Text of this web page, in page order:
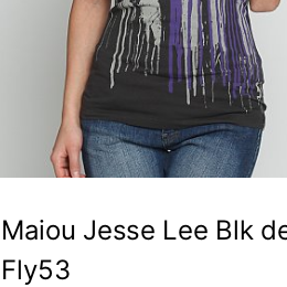
Maiou Jesse Lee Blk
Fly53